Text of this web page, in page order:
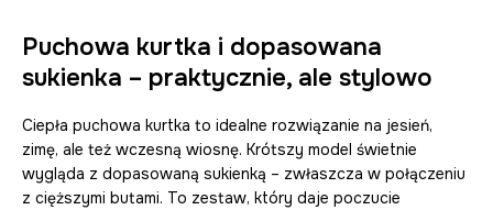
Puchowa kurtka i dopasowana
sukienka – praktycznie, ale stylowo
Ciepła puchowa kurtka to idealne rozwiązanie na jesień,
zimę, ale też wczesną wiosnę. Krótszy model świetnie
wygląda z dopasowaną sukienką – zwłaszcza w połączeniu
z cięższymi butami. To zestaw, który daje poczucie